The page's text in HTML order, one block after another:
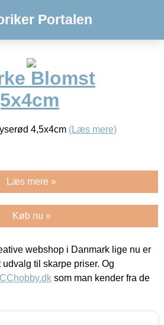
Portalen
Blomst
4,5x4cm (Læs mere)
Læs mere »
Køb nu »
webshop i Danmark lige nu er
udvalg til skarpe priser. Og
CChobby.dk som man kender fra de